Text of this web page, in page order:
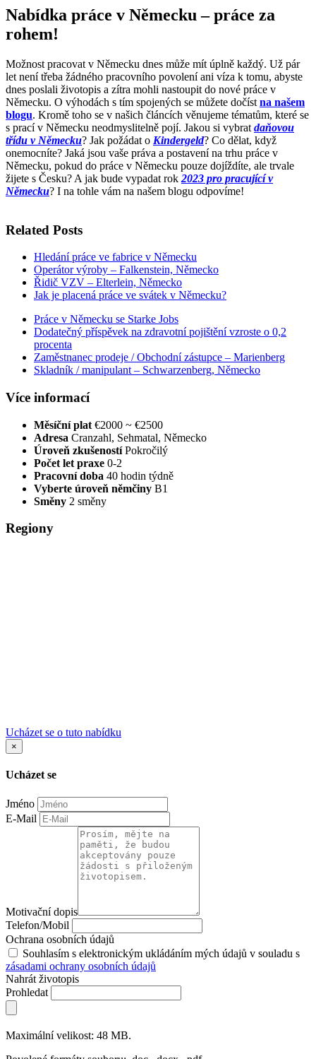
Nabídka práce v Německu – práce za
rohem!
Možnost pracovat v Německu dnes může mít úplně každý. Už pár
let není třeba žádného pracovního povolení ani víza k tomu, abyste
dnes poslali životopis a zítra mohli nastoupit do nové práce v
Německu. O výhodách s tím spojených se můžete dočíst na našem
blogu. Kromě toho se v našich článcích věnujeme tématům, které se
s prací v Německu neodmyslitelně pojí. Jakou si vybrat daňovou
třídu v Německu? Jak požádat o Kindergeld? Co dělat, když
onemocníte? Jaká jsou vaše práva a postavení na trhu práce v
Německu, pokud do práce v Německu pouze dojíždíte, ale trvale
žijete s Česku? A jak bude vypadat rok 2023 pro pracující v
Německu? I na tohle vám na našem blogu odpovíme!
Related Posts
Hledání práce ve fabrice v Německu
Operátor výroby – Falkenstein, Německo
Řidič VZV – Elterlein, Německo
Jak je placená práce ve svátek v Německu?
Práce v Německu se Starke Jobs
Dodatečný příspěvek na zdravotní pojištění vzroste o 0,2
procenta
Zaměstnanec prodeje / Obchodní zástupce – Marienberg
Skladník / manipulant – Schwarzenberg, Německo
Více informací
Měsíční plat €2000 ~ €2500
Adresa Cranzahl, Sehmatal, Německo
Úroveň zkušenostíPokročilý
Počet let praxe 0-2
Pracovní doba 40 hodin týdně
Vyberte úroveň němčiny B1
Směny 2 směny
Regiony
Ucházet se o tuto nabídku
×
Ucházet se
Jméno
E-Mail
Motivační dopis
Telefon/Mobil
Ochrana osobních údajů
Souhlasím s elektronickým ukládáním mých údajů v souladu s
zásadami ochrany osobních údajů
Nahrát životopis
Prohledat
Maximální velikost: 48 MB.